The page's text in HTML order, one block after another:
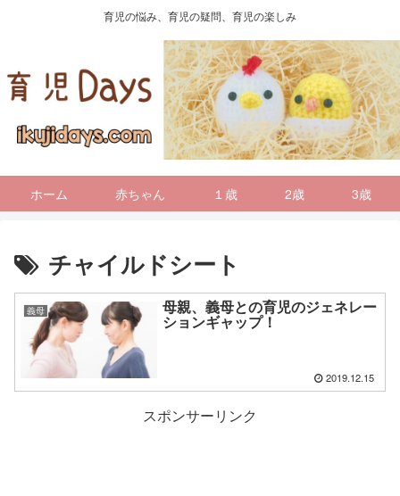
育児の悩み、育児の疑問、育児の楽しみ
ホーム 赤ちゃん １歳 2歳 3歳
チャイルドシート
義母 母親、義母との育児のジェネレー
ションギャップ！
2019.12.15
スポンサーリンク